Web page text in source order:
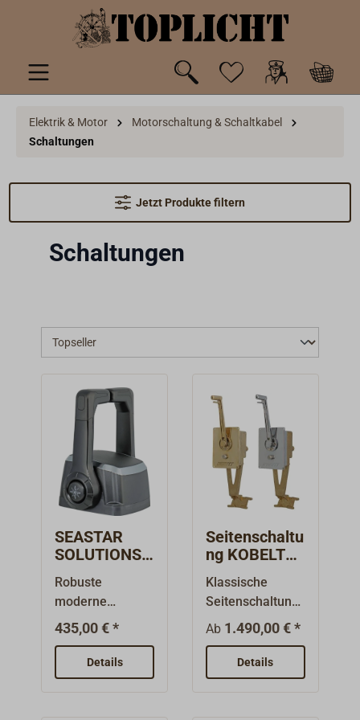
springen
Elektrik & Motor
Motorschaltung & Schaltkabel
Schaltungen
Jetzt Produkte filtern
Schaltungen
SEASTAR
SOLUTIONS
Pultschaltung
XTREME
TWIN
Robuste
moderne
Pultschaltung für
Motor- und
Getriebebedienu
ng von zwei
435,00 € *
Details
Seitenschaltu
ng KOBELT
2042 mit T-
Hebel
Klassische
Seitenschaltung
zum Einbau in
Schott- oder
Cockpitwände
oder
Ab 1.490,00 € *
Details